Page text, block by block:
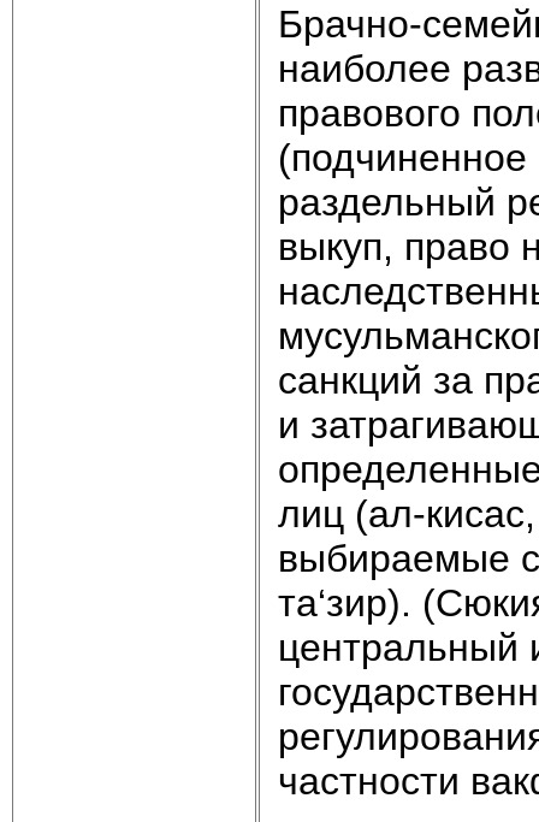
Брачно-
наиболее
правового
раздельный
выкуп, право
санкций за
и
лиц (ал-
выбираемые
та‘зир).
центральный
частности